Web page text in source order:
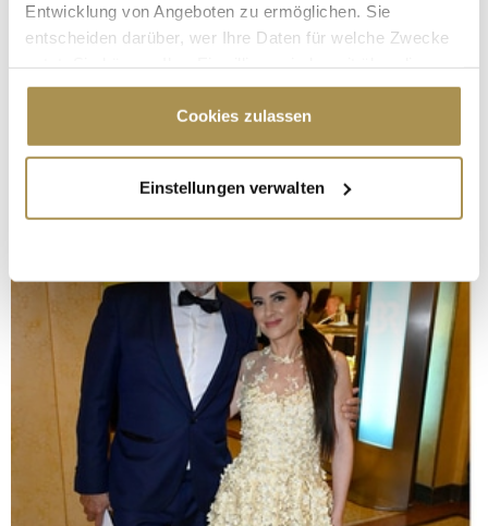
Entwicklung von Angeboten zu ermöglichen. Sie
entscheiden darüber, wer Ihre Daten für welche Zwecke
Cookie-Erklärung oder durch Klicken auf das Privacy
Trigger Symbol ändern oder widerrufen
Informationen über Ihre geografische Lage
erfassen, welche bis auf einige Meter genau sein
bestimmten Merkmalen (Fingerprinting) identifizieren
Erfahren Sie mehr darüber, wie Ihre persönlichen Daten
verarbeitet werden, und legen Sie Ihre Präferenzen im
Abschnitt Einzelheitenfest.
Wir verwenden Cookies, um Inhalte und Anzeigen zu
personalisieren, Funktionen für soziale Medien anbieten
zu können und die Zugriffe auf unsere Website zu
analysieren. Außerdem geben wir Informationen zu Ihrer
Cookies zulassen
Einstellungen verwalten